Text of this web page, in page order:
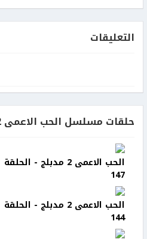
التعليقات
حلقات مسلسل الحب الاعمى 2 مدبلج
الحب الاعمى 2 مدبلج - الحلقة
147
الحب الاعمى 2 مدبلج - الحلقة
144